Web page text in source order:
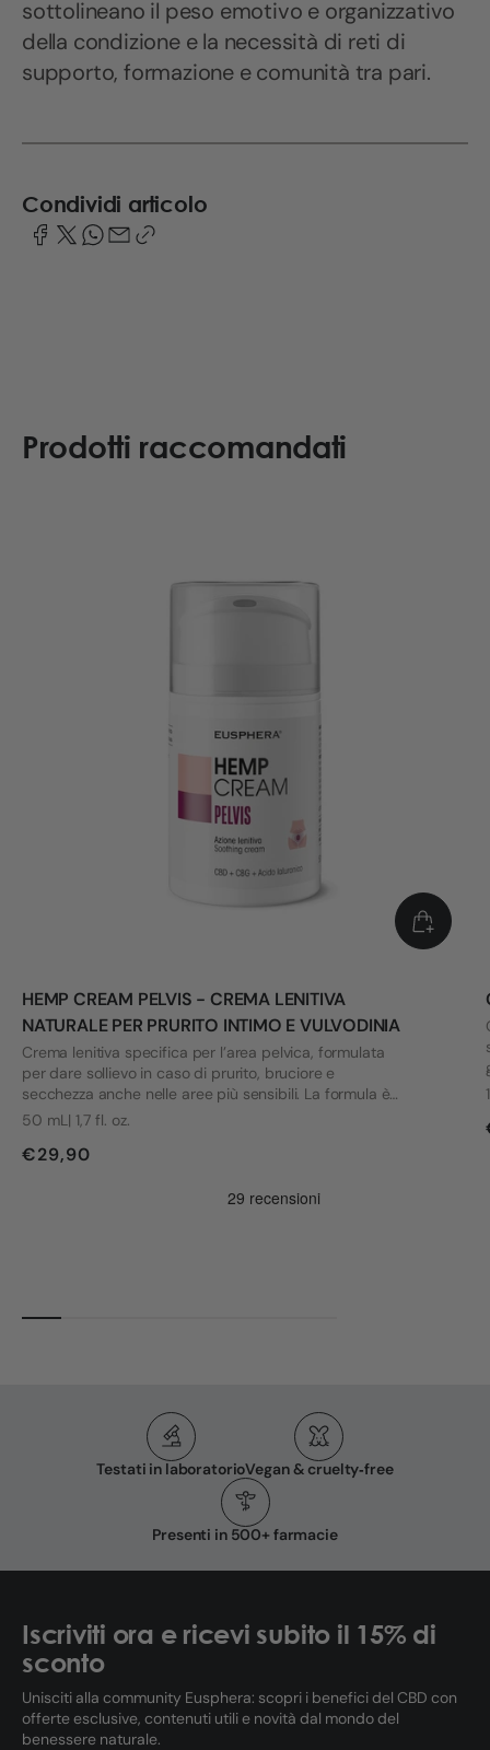
sottolineano il peso emotivo e organizzativo
della condizione e la necessità di reti di
supporto, formazione e comunità tra pari.
Condividi articolo
Prodotti raccomandati
HEMP CREAM PELVIS - CREMA LENITIVA
NATURALE PER PRURITO INTIMO E VULVODINIA
Crema lenitiva specifica per l’area pelvica, formulata
per dare sollievo in caso di prurito, bruciore e
secchezza anche nelle aree più sensibili. La formula è
stata sviluppata tenendo conto delle esigenze di chi
50 mL| 1,7 fl. oz.
€29,90
Testati in laboratorioVegan & cruelty‑free
Presenti in 500+ farmacie
Iscriviti ora e ricevi subito il 15% di
sconto
Unisciti alla community Eusphera: scopri i benefici del CBD con
offerte esclusive, contenuti utili e novità dal mondo del
benessere naturale.